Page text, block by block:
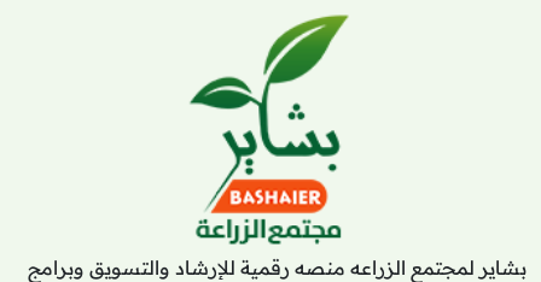
بشاير لمجتمع الزراعه منصه رقمية للإرشاد والتسويق وبرامج